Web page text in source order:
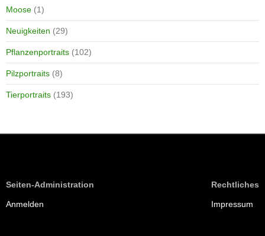
Moose (1)
Neuigkeiten (29)
Pflanzenportraits (102)
Pilzportraits (8)
Tierportraits (193)
Seiten-Administration
Anmelden
Rechtliches
Impressum